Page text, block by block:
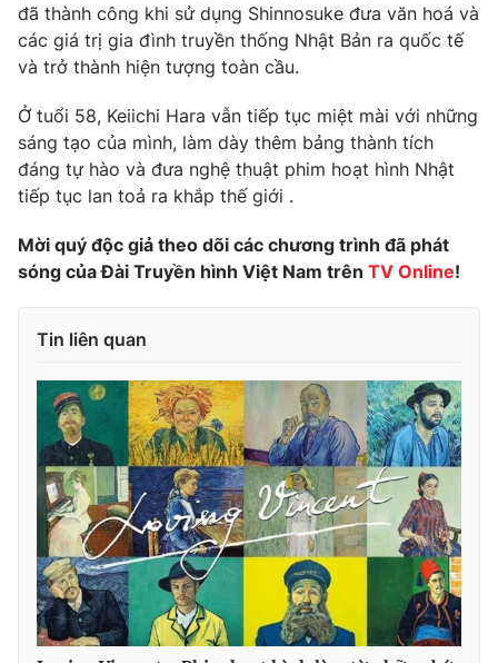
Thị trường
Tư vấn
Lịch phát sóng
Emagazine Podcast
Photo Infographic
Video Shorts video
VTV Money
VTV Sức khoẻ Bất động sản
Thị trường 24h Tấm lòng Việt
VTV4 Vươn mình bằng AI
VTV9 VTV8
Liên hệ tòa soạn English
đã thành công khi sử dụng Shinnosuke đưa văn hoá và
các giá trị gia đình truyền thống Nhật Bản ra quốc tế
và trở thành hiện tượng toàn cầu.
Ở tuổi 58, Keiichi Hara vẫn tiếp tục miệt mài với những
sáng tạo của mình, làm dày thêm bảng thành tích
đáng tự hào và đưa nghệ thuật phim hoạt hình Nhật
tiếp tục lan toả ra khắp thế giới .
Mời quý độc giả theo dõi các chương trình đã phát
sóng của Đài Truyền hình Việt Nam trên TV Online!
Tin liên quan